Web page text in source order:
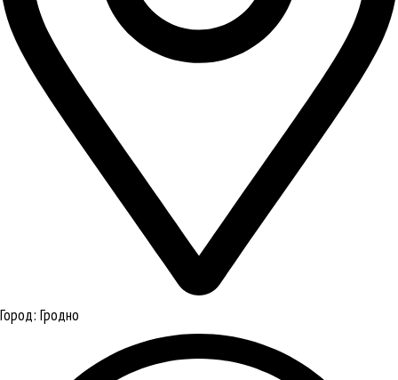
Город: Гродно